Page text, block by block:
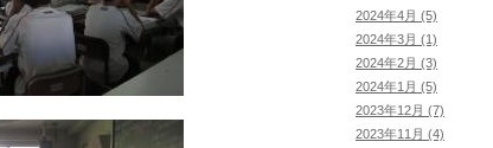
2024年4月 (5)
2024年3月 (1)
2024年2月 (3)
2024年1月 (5)
2023年12月 (7)
2023年11月 (4)